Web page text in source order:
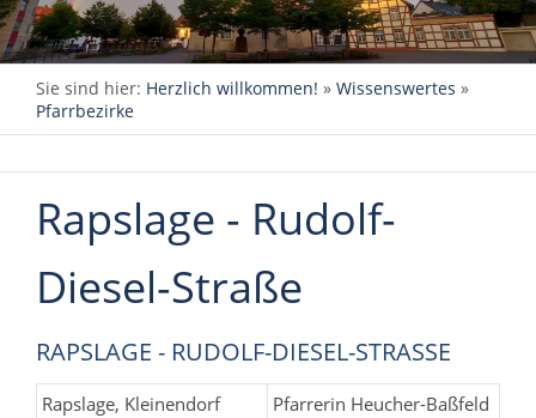
Sie sind hier: Herzlich willkommen! » Wissenswertes »
Pfarrbezirke
Rapslage - Rudolf-
Diesel-Straße
RAPSLAGE - RUDOLF-DIESEL-STRASSE
Rapslage, Kleinendorf
Pfarrerin Heucher-Baßfeld